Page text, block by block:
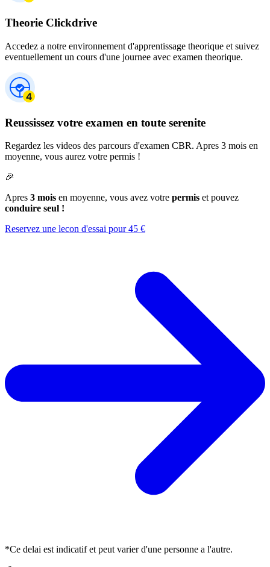
Theorie Clickdrive
Accedez a notre environnement d'apprentissage theorique et suivez
eventuellement un cours d'une journee avec examen theorique.
Reussissez votre examen en toute serenite
Regardez les videos des parcours d'examen CBR. Apres 3 mois en
moyenne, vous aurez votre permis !
🎉
Apres 3 mois en moyenne, vous avez votre permis et pouvez
conduire seul !
Reservez une lecon d'essai pour 45 €
*Ce delai est indicatif et peut varier d'une personne a l'autre.